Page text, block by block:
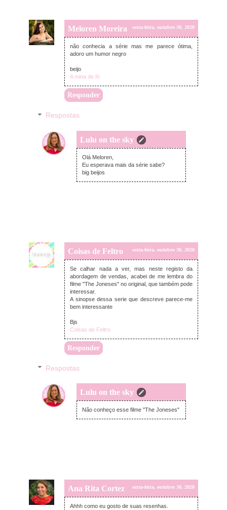
Meloren Moreira sexta-feira, outubro 30, 2020
não conhecia a série mas me parece ótima,
adoro um humor negro
beijo
A mina de fé
Responder
Respostas
Lulu on the sky
sexta-feira, outubro 30, 2020
Olá Meloren,
Eu esperava mais da série sabe?
big beijos
Coisas de Feltro sexta-feira, outubro 30, 2020
Se calhar nada a ver, mas neste registo da
abordagem de vendas, acabei de me lembra do
filme "The Joneses" no original, que também pode
interessar.
A sinopse dessa serie que descreve parece-me
bem interessante
Bjs
Coisas de Feltro
Responder
Respostas
Lulu on the sky
sexta-feira, outubro 30, 2020
Não conheço esse filme "The Joneses"
Ana Rita Cortez sexta-feira, outubro 30, 2020
Ahhh como eu gosto de suas resenhas.